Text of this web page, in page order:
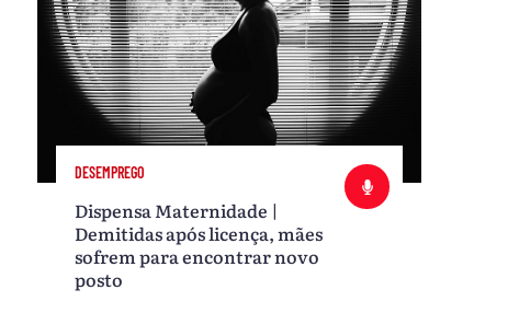
DESEMPREGO
Dispensa Maternidade |
Demitidas após licença, mães
sofrem para encontrar novo
posto